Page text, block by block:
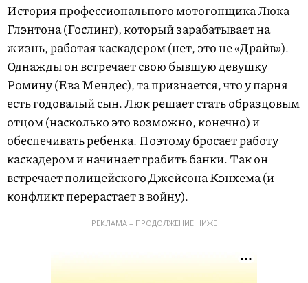
История профессионального мотогонщика Люка
Глэнтона (Гослинг), который зарабатывает на
жизнь, работая каскадером (нет, это не «Драйв»).
Однажды он встречает свою бывшую девушку
Ромину (Ева Мендес), та признается, что у парня
есть годовалый сын. Люк решает стать образцовым
отцом (насколько это возможно, конечно) и
обеспечивать ребенка. Поэтому бросает работу
каскадером и начинает грабить банки. Так он
встречает полицейского Джейсона Кэнхема (и
конфликт перерастает в войну).
РЕКЛАМА – ПРОДОЛЖЕНИЕ НИЖЕ